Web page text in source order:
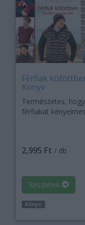
Férfiak
Könyv
Természetes,
férfiakat
2,995 Ft / db
Részletek
Könyv